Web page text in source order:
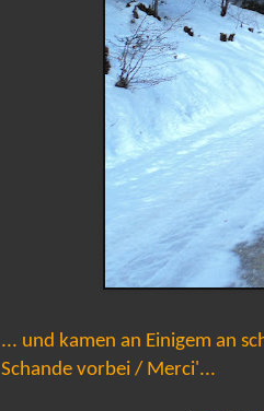
... und kamen an Einigem an
Schande vorbei / Merci'...